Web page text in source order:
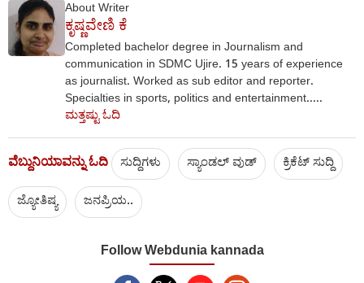
About Writer
ಕೃಷ್ಣವೇಣಿ ಕೆ
Completed bachelor degree in Journalism and
communication in SDMC Ujire. 15 years of experience
as journalist. Worked as sub editor and reporter.
Specialties in sports, politics and entertainment.....
ಮತ್ತಷ್ಟು ಓದಿ
ವೆಬ್ದುನಿಯಾವನ್ನು ಓದಿ ಸುದ್ದಿಗಳು ಸ್ಯಾಂಡಲ್ ವುಡ್ ಕ್ರಿಕೆಟ್‌ ಸುದ್ದಿ
ಜ್ಯೋತಿಷ್ಯ ಜನಪ್ರಿಯ..
Follow Webdunia kannada